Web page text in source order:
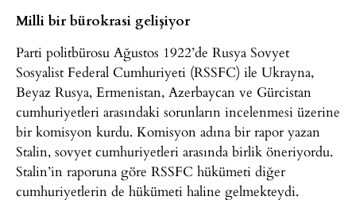
Milli bir bürokrasi gelişiyor
Parti politbürosu Ağustos 1922’de Rusya Sovyet
Sosyalist Federal Cumhuriyeti (RSSFC) ile Ukrayna,
Beyaz Rusya, Ermenistan, Azerbaycan ve Gürcistan
cumhuriyetleri arasındaki sorunların incelenmesi üzerine
bir komisyon kurdu. Komisyon adına bir rapor yazan
Stalin, sovyet cumhuriyetleri arasında birlik öneriyordu.
Stalin’in raporuna göre RSSFC hükümeti diğer
cumhuriyetlerin de hükümeti haline gelmekteydi.